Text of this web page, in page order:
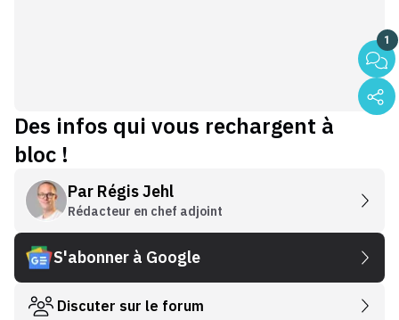
1
Des infos qui vous rechargent à
bloc !
Par Régis Jehl
Rédacteur en chef adjoint
S'abonner à Google
Discuter sur le forum